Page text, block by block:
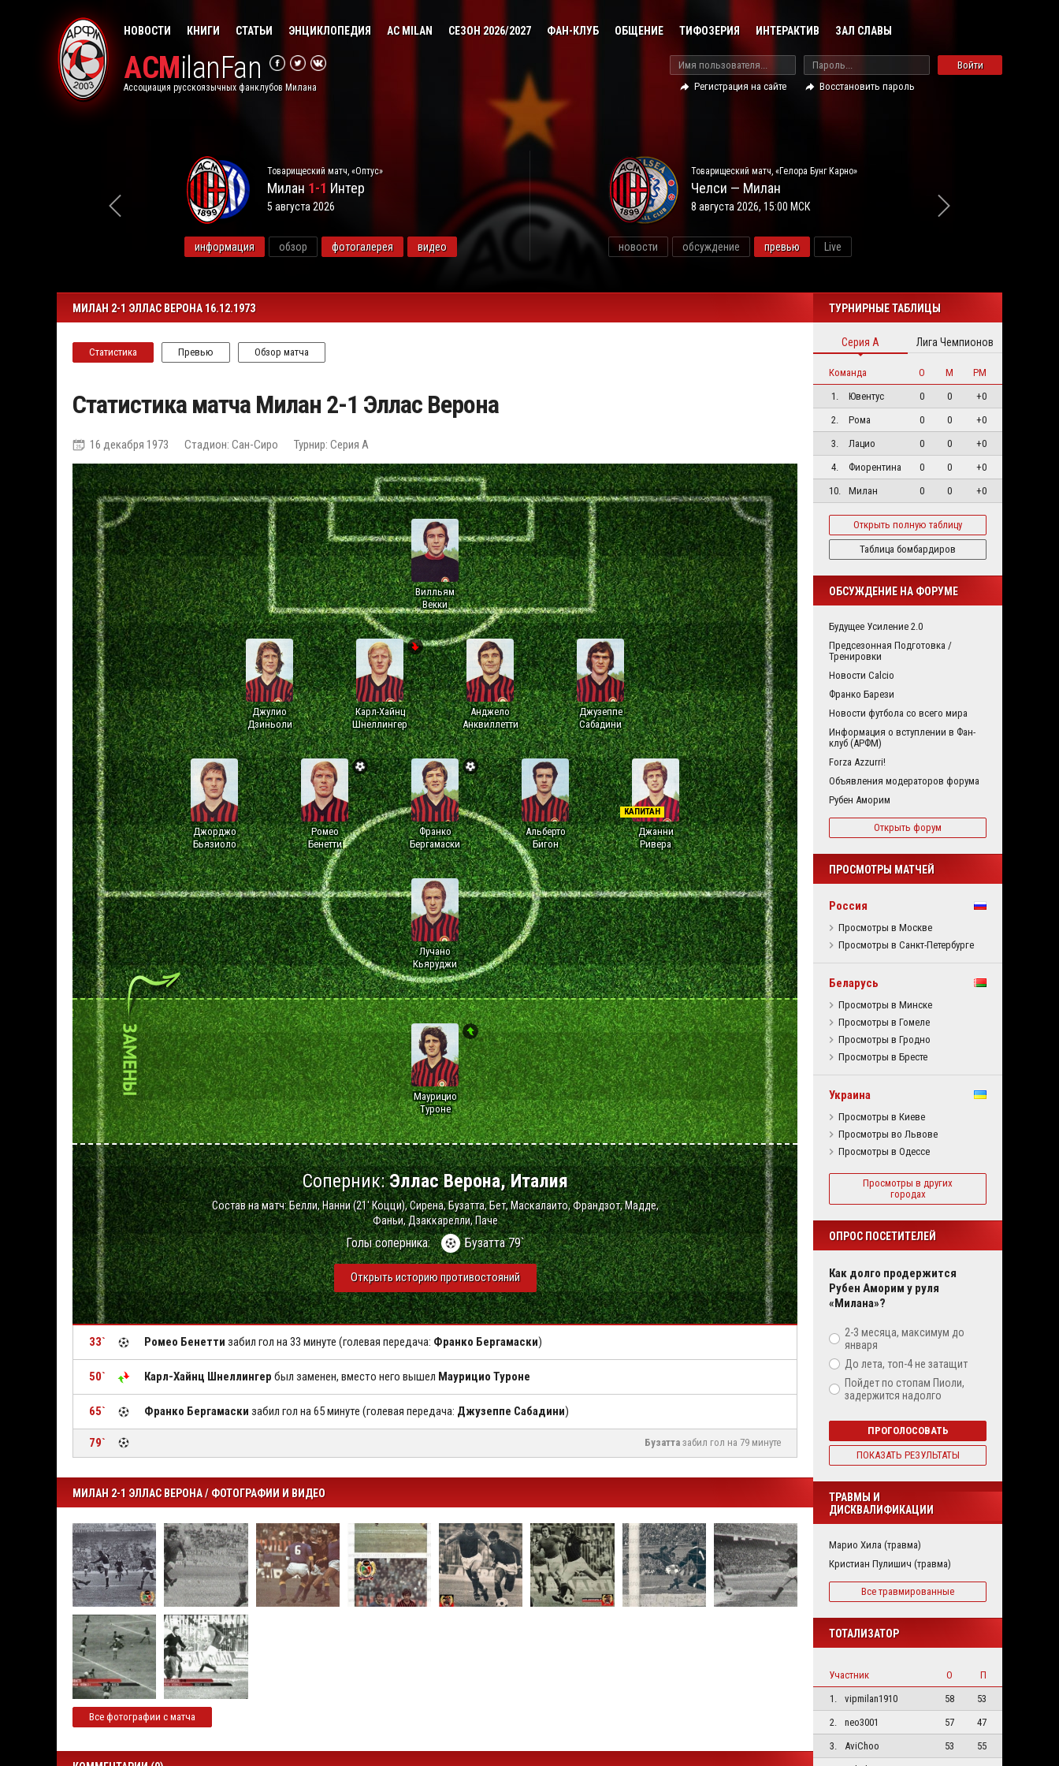
НОВОСТИ КНИГИ СТАТЬИ ЭНЦИКЛОПЕДИЯ AC MILAN СЕЗОН 2026/2027 ФАН-КЛУБ ОБЩЕНИЕ ТИФОЗЕРИЯ ИНТЕРАКТИВ ЗАЛ СЛАВЫ
ACMilanFan
Ассоциация русскоязычных фанклубов Милана
Войти
Регистрация на сайте
Восстановить пароль
Товарищеский матч, «Оптус»
Милан 1-1 Интер
5 августа 2026
информация обзор фотогалерея видео
Товарищеский матч, «Гелора Бунг Карно»
Челси — Милан
8 августа 2026, 15:00 МСК
новости обсуждение превью Live
МИЛАН 2-1 ЭЛЛАС ВЕРОНА 16.12.1973
Статистика Превью Обзор матча
Статистика матча Милан 2-1 Эллас Верона
16 декабря 1973 Стадион: Сан-Сиро Турнир: Серия А
Вилльям
Векки
Джулио
Дзиньоли
Карл-Хайнц
Шнеллингер
Анджело
Анквиллетти
Джузеппе
Сабадини
Джорджо
Бьязиоло
Ромео
Бенетти
Франко
Бергамаски
Альберто
Бигон
КАПИТАН
Джанни
Ривера
Лучано
Кьяруджи
Маурицио
Туроне
Соперник:Эллас Верона, Италия
Состав на матч: Белли, Нанни (21' Коцци), Сирена, Бузатта, Бет, Маскалаито, Франдзот, Мадде,
Фаньи, Дзаккарелли, Паче
Голы соперника: Бузатта 79`
Открыть историю противостояний
33` Ромео Бенетти забил гол на 33 минуте (голевая передача: Франко Бергамаски)
50` Карл-Хайнц Шнеллингер был заменен, вместо него вышел Маурицио Туроне
65` Франко Бергамаски забил гол на 65 минуте (голевая передача: Джузеппе Сабадини)
79` Бузатта забил гол на 79 минуте
МИЛАН 2-1 ЭЛЛАС ВЕРОНА / ФОТОГРАФИИ И ВИДЕО
Все фотографии с матча
ТУРНИРНЫЕ ТАБЛИЦЫ
Серия А Лига Чемпионов
Команда О М
РМ
1.
Ювентус 0 0
+0
2.
Рома 0 0
+0
3.
Лацио 0 0
+0
4.
Фиорентина 0 0
+0
10.
Милан 0 0 +0
Открыть полную таблицу
Таблица бомбардиров
ОБСУЖДЕНИЕ НА ФОРУМЕ
Будущее Усиление 2.0
Предсезонная Подготовка /
Тренировки
Новости Calcio
Франко Барези
Новости футбола со всего мира
Информация о вступлении в Фан-
клуб (АРФМ)
Forza Azzurri!
Объявления модераторов форума
Рубен Аморим
Открыть форум
ПРОСМОТРЫ МАТЧЕЙ
Россия
Просмотры в Москве
Просмотры в Санкт-Петербурге
Беларусь
Просмотры в Минске
Просмотры в Гомеле
Просмотры в Гродно
Просмотры в Бресте
Украина
Просмотры в Киеве
Просмотры во Львове
Просмотры в Одессе
Просмотры в других
городах
ОПРОС ПОСЕТИТЕЛЕЙ
Как долго продержится
Рубен Аморим у руля
«Милана»?
2-3 месяца, максимум до
января
До лета, топ-4 не затащит
Пойдет по стопам Пиоли,
задержится надолго
ПРОГОЛОСОВАТЬ
ПОКАЗАТЬ РЕЗУЛЬТАТЫ
ТРАВМЫ И
ДИСКВАЛИФИКАЦИИ
Марио Хила (травма)
Кристиан Пулишич (травма)
Все травмированные
ТОТАЛИЗАТОР
Участник О
П
1.
vipmilan1910 58
53
2.
neo3001 57
47
3.
AviChoo 53
55